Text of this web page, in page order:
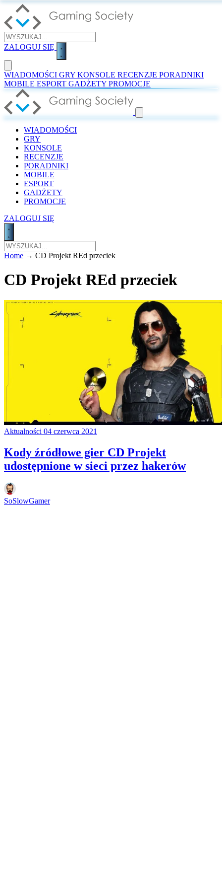
ZALOGUJ SIĘ
WIADOMOŚCI GRY KONSOLE RECENZJE PORADNIKI
MOBILE ESPORT GADŻETY PROMOCJE
WIADOMOŚCI
GRY
KONSOLE
RECENZJE
PORADNIKI
MOBILE
ESPORT
GADŻETY
PROMOCJE
ZALOGUJ SIĘ
Home → CD Projekt REd przeciek
CD Projekt REd przeciek
Aktualności 04 czerwca 2021
Kody źródłowe gier CD Projekt
udostępnione w sieci przez hakerów
SoSlowGamer